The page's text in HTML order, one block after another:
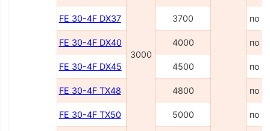
3000
FE 30-4F DX37 3700 по
FE 30-4F DX40 4000 по
FE 30-4F DX45 4500 по
FE 30-4F TX48 4800 по
FE 30-4F TX50 5000 по